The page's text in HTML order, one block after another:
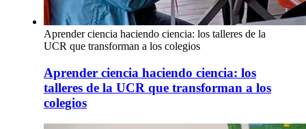
Aprender ciencia haciendo ciencia: los talleres de la
UCR que transforman a los colegios
Aprender ciencia haciendo ciencia: los
talleres de la UCR que transforman a los
colegios